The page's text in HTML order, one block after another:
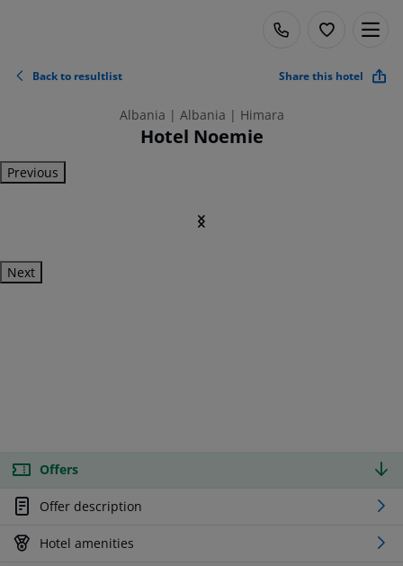
Back to resultlist Share this hotel
Albania | Albania | Himara
Hotel Noemie
Previous
Next
Offers
Offer description
Hotel amenities